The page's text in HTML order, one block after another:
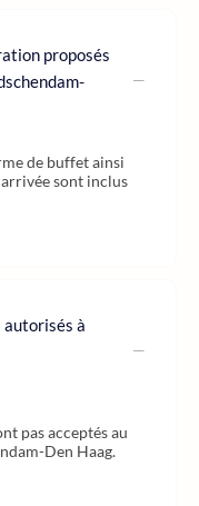
proposés
de buffet ainsi
sont inclus
autorisés à
pas acceptés au
Den Haag.